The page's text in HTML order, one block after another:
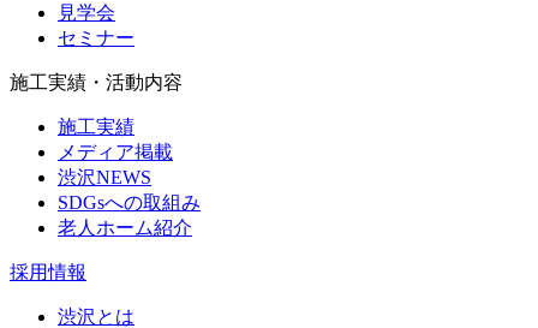
見学会
セミナー
施工実績・活動内容
施工実績
メディア掲載
渋沢NEWS
SDGsへの取組み
老人ホーム紹介
採用情報
渋沢とは